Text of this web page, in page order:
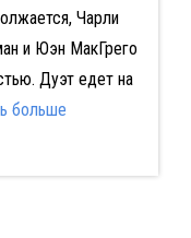
Чарли
и Юэн МакГрего
Дуэт едет на
больше